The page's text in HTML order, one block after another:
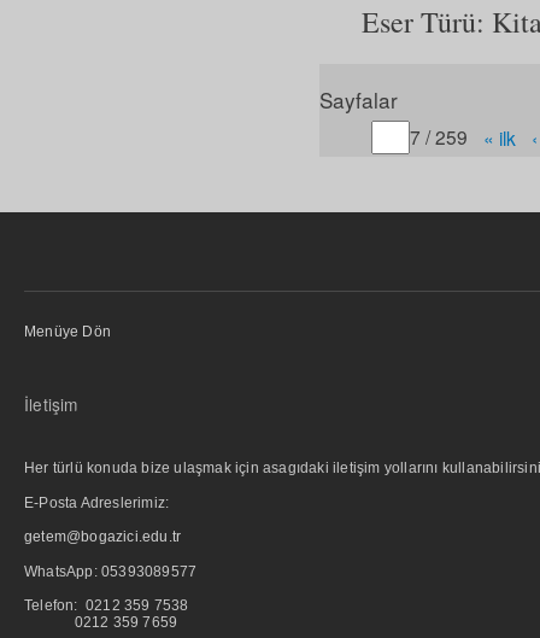
Eser Türü:
Sayfalar
Gitmek istediğiniz
7 / 259 « ilk
Menüye Dön
İletişim
Her türlü konuda bize ulaşmak için asagıdaki iletişim yollarını
E-Posta Adreslerimiz:
getem@bogazici.edu.tr
WhatsApp: 05393089577
Telefon: 0212 359 7538
0212 359 7659